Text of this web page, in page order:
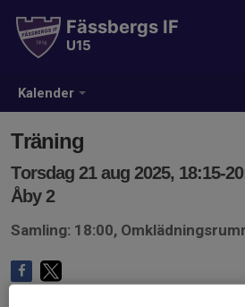
Kalender
Fässbergs IF
U15
Träning
Torsdag 21 aug 2025, 18:15-
Åby 2
Samling: 18:00,